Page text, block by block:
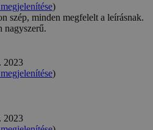
)
szép, minden megfelelt a leírásnak.
nagyszerű.
2023
)
2023